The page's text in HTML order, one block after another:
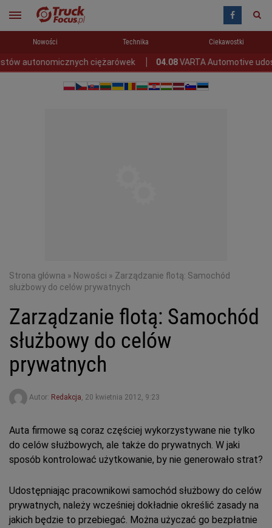
Nowości Technika Ciekawostki
ciężarówek 04.08 VARTA Automotive
Strona główna » Nowości » Zarządzanie flotą: Samochód
służbowy do celów prywatnych
Zarządzanie flotą: Samochód
służbowy do celów
prywatnych
Autor: Redakcja, 20 kwietnia 2012, 9:23
Auta firmowe są coraz częściej wykorzystywane nie tylko
do celów służbowych, ale także do prywatnych. W jaki
sposób kontrolować użytkowanie, by nie generowało strat?
Udostępniając pracownikowi samochód służbowy do celów
prywatnych, należy wcześniej dokładnie określić zasady na
jakich będzie to przebiegać. Można użyczać go bezpłatnie